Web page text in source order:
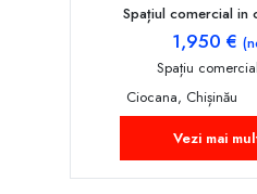
Spațiul comercial in
1,950 €
Spațiu
Ciocana, Chișinău
Vezi mai